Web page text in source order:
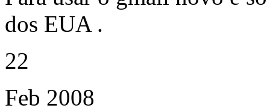
dos EUA .
22
Feb 2008